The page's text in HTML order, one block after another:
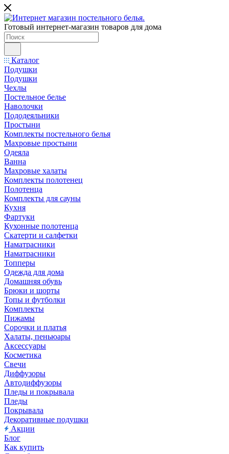
Готовый интернет-магазин товаров для дома
Каталог
Подушки
Подушки
Чехлы
Постельное белье
Наволочки
Пододеяльники
Простыни
Комплекты постельного белья
Махровые простыни
Одеяла
Ванна
Махровые халаты
Комплекты полотенец
Полотенца
Комплекты для сауны
Кухня
Фартуки
Кухонные полотенца
Скатерти и салфетки
Наматрасники
Наматрасники
Топперы
Одежда для дома
Домашняя обувь
Брюки и шорты
Топы и футболки
Комплекты
Пижамы
Сорочки и платья
Халаты, пеньюары
Аксессуары
Косметика
Свечи
Диффузоры
Автодиффузоры
Пледы и покрывала
Пледы
Покрывала
Декоративные подушки
Акции
Блог
Как купить